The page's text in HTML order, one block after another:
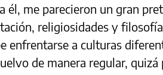
él, me parecieron un gran
religiosidades y
enfrentarse a culturas
de manera regular,